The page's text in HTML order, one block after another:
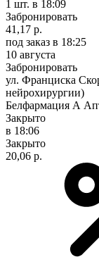
1 шт. в 18:09
Забронировать
41,17 р.
под заказ в 18:25
10 августа
Забронировать
ул. Франциска
нейрохирургии)
Белфармация А
Закрыто
в 18:06
Закрыто
20,06 р.